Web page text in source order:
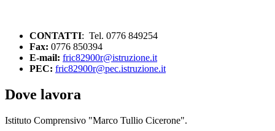
CONTATTI: Tel. 0776 849254
Fax: 0776 850394
E-mail: fric82900r@istruzione.it
PEC: fric82900r@pec.istruzione.it
Dove lavora
Istituto Comprensivo "Marco Tullio Cicerone".